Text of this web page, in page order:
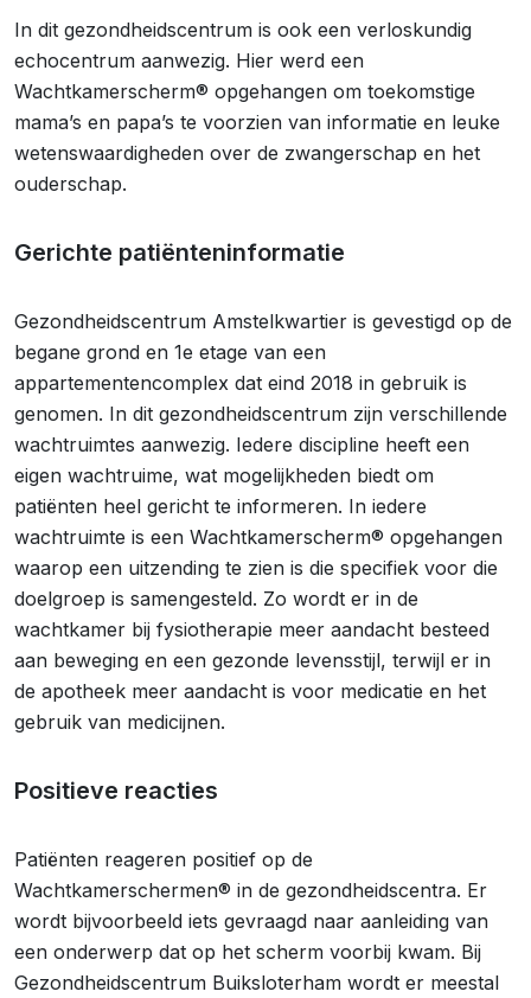
In dit gezondheidscentrum is ook een verloskundig
echocentrum aanwezig. Hier werd een
Wachtkamerscherm® opgehangen om toekomstige
mama’s en papa’s te voorzien van informatie en leuke
wetenswaardigheden over de zwangerschap en het
ouderschap.
Gerichte patiënteninformatie
Gezondheidscentrum Amstelkwartier is gevestigd op de
begane grond en 1e etage van een
appartementencomplex dat eind 2018 in gebruik is
genomen. In dit gezondheidscentrum zijn verschillende
wachtruimtes aanwezig. Iedere discipline heeft een
eigen wachtruime, wat mogelijkheden biedt om
patiënten heel gericht te informeren. In iedere
wachtruimte is een Wachtkamerscherm® opgehangen
waarop een uitzending te zien is die specifiek voor die
doelgroep is samengesteld. Zo wordt er in de
wachtkamer bij fysiotherapie meer aandacht besteed
aan beweging en een gezonde levensstijl, terwijl er in
de apotheek meer aandacht is voor medicatie en het
gebruik van medicijnen.
Positieve reacties
Patiënten reageren positief op de
Wachtkamerschermen® in de gezondheidscentra. Er
wordt bijvoorbeeld iets gevraagd naar aanleiding van
een onderwerp dat op het scherm voorbij kwam. Bij
Gezondheidscentrum Buiksloterham wordt er meestal